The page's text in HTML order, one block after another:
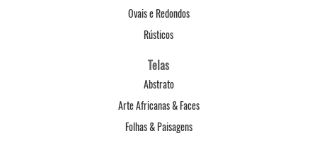
Ovais e Redondos
Rústicos
Telas
Abstrato
Arte Africanas & Faces
Folhas & Paisagens